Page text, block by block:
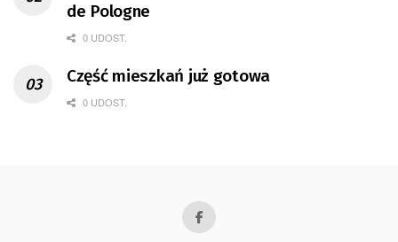
de Pologne
0 UDOST.
Część mieszkań już gotowa
0 UDOST.